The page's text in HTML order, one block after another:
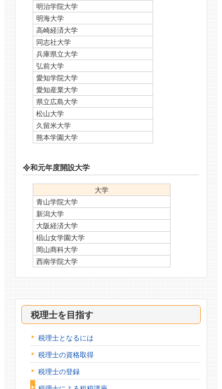
明治学院大学
明海大学
高崎経済大学
同志社大学
兵庫県立大学
弘前大学
愛知学院大学
愛知産業大学
県立広島大学
松山大学
久留米大学
熊本学園大学
令和元年度開設大学
大学
青山学院大学
新潟大学
大阪経済大学
椙山女学園大学
岡山商科大学
西南学院大学
税理士を目指す
税理士となるには
税理士の資格取得
税理士の登録